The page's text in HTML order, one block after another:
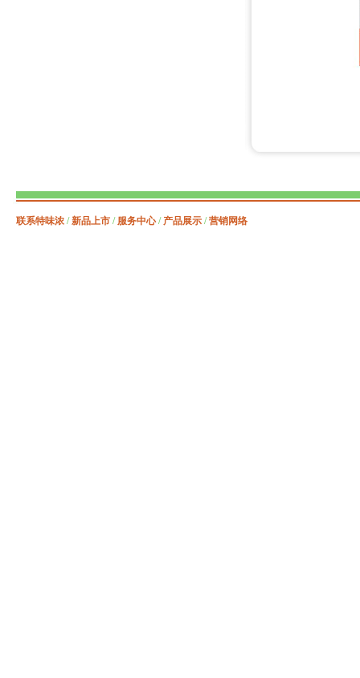
联系特味浓 /新品上市 / 服务中心/ 产品展示 /营销网络